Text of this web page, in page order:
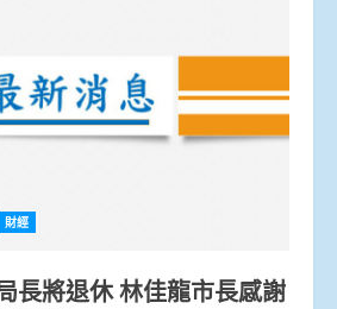
財經
長將退休 林佳龍市長感謝